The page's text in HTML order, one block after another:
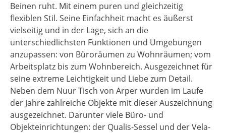
Beinen ruht. Mit einem puren und gleichzeitig
flexiblen Stil. Seine Einfachheit macht es äußerst
vielseitig und in der Lage, sich an die
unterschiedlichsten Funktionen und Umgebungen
anzupassen: von Büroräumen zu Wohnräumen; vom
Arbeitsplatz bis zum Wohnbereich. Ausgezeichnet für
seine extreme Leichtigkeit und Liebe zum Detail.
Neben dem Nuur Tisch von Arper wurden im Laufe
der Jahre zahlreiche Objekte mit dieser Auszeichnung
ausgezeichnet. Darunter viele Büro- und
Objekteinrichtungen: der Qualis-Sessel und der Vela-